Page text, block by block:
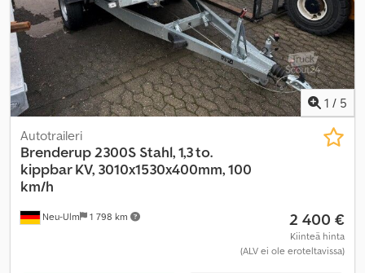
1 / 5
Neu-Ulm 1 798 km
Autotraileri
Brenderup2300S Stahl, 1,3 to.
kippbar KV, 3010x1530x400mm, 100
km/h
2 400 €
Kiinteä hinta
(ALV ei ole eroteltavissa)